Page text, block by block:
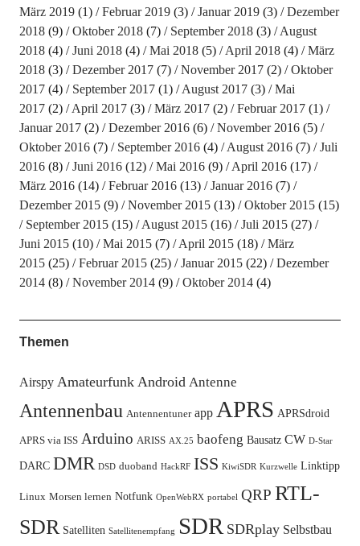
März 2019(1) Februar 2019(3) Januar 2019(3)
Dezember
2018(9) Oktober 2018(7) September 2018(3)
August
2018(4) Juni 2018(4) Mai 2018(5) April 2018(4)
März
2018(3) Dezember 2017(7) November 2017(2)
Oktober
2017(4) September 2017(1) August 2017(3)
Mai
2017(2) April 2017(3) März 2017(2) Februar 2017(1)
Januar 2017(2) Dezember 2016(6) November 2016(5)
Oktober 2016(7) September 2016(4) August 2016(7)
Juli
2016(8) Juni 2016(12) Mai 2016(9) April 2016(17)
März 2016(14) Februar 2016(13) Januar 2016(7)
Dezember 2015(9) November 2015(13) Oktober 2015(15)
September 2015(15) August 2015(16) Juli 2015(27)
Juni 2015(10) Mai 2015(7) April 2015(18)
März
2015(25) Februar 2015(25) Januar 2015(22)
Dezember
2014(8) November 2014(9) Oktober 2014(4)
Themen
Airspy Amateurfunk Android Antenne
Antennenbau Antennentuner app APRS APRSdroid
APRS via ISS Arduino ARISS AX.25 baofeng Bausatz CW D-Star
DARC DMR DSD duoband HackRF ISS KiwiSDR Kurzwelle Linktipp
Linux Morsen lernen Notfunk OpenWebRX portabel QRP RTL-
SDR Satelliten Satellitenempfang SDR SDRplay Selbstbau